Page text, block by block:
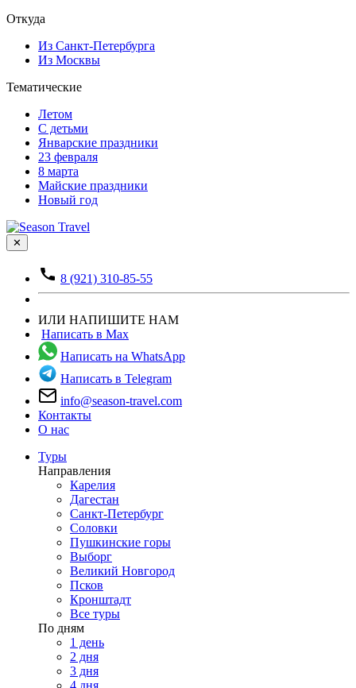
Откуда
Из Санкт-Петербурга
Из Москвы
Тематические
Летом
С детьми
Январские праздники
23 февраля
8 марта
Майские праздники
Новый год
✕
8 (921) 310-85-55
ИЛИ НАПИШИТЕ НАМ
Написать в Max
Написать на WhatsApp
Написать в Telegram
info@season-travel.com
Контакты
О нас
Туры
Направления
Карелия
Дагестан
Санкт-Петербург
Соловки
Пушкинские горы
Выборг
Великий Новгород
Псков
Кронштадт
Все туры
По дням
1 день
2 дня
3 дня